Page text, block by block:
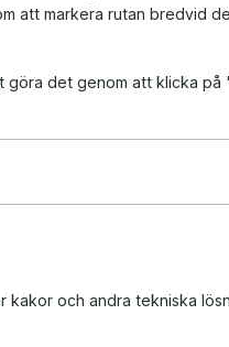
att markera rutan bredvid
göra det genom att klicka
och andra tekniska